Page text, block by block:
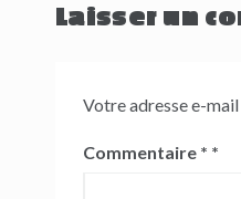
Laisser un
Votre adresse e-
Commentaire *